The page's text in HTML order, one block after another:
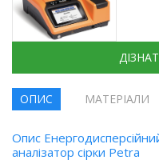
ОПИС МАТЕРІАЛИ
Опис
аналізатор сірки Petra